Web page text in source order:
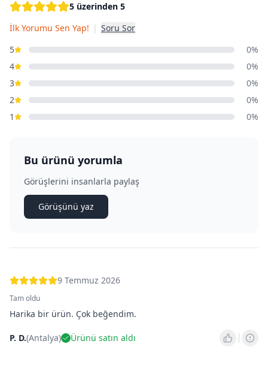
5 üzerinden 5
İlk Yorumu Sen Yap! | Soru Sor
5
0%
4
0%
3
0%
2
0%
1
0%
Bu ürünü yorumla
Görüşlerini insanlarla paylaş
Görüşünü yaz
9 Temmuz 2026
Tam oldu
Harika bir ürün. Çok beğendim.
P. D.(Antalya) Ürünü satın aldı